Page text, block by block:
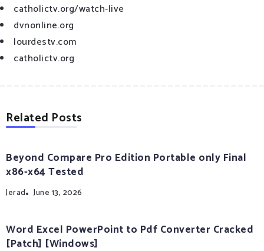
catholictv.org/watch-live
dvnonline.org
lourdestv.com
catholictv.org
Related Posts
Beyond Compare Pro Edition Portable only Final
x86-x64 Tested
Jerad June 13, 2026
Word Excel PowerPoint to Pdf Converter Cracked
[Patch] [Windows]